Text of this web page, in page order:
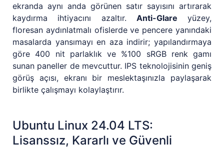
ekranda aynı anda görünen satır sayısını artırarak
kaydırma ihtiyacını azaltır. Anti-Glare yüzey,
floresan aydınlatmalı ofislerde ve pencere yanındaki
masalarda yansımayı en aza indirir; yapılandırmaya
göre 400 nit parlaklık ve %100 sRGB renk gamı
sunan paneller de mevcuttur. IPS teknolojisinin geniş
görüş açısı, ekranı bir meslektaşınızla paylaşarak
birlikte çalışmayı kolaylaştırır.
Ubuntu Linux 24.04 LTS:
Lisanssız, Kararlı ve Güvenli